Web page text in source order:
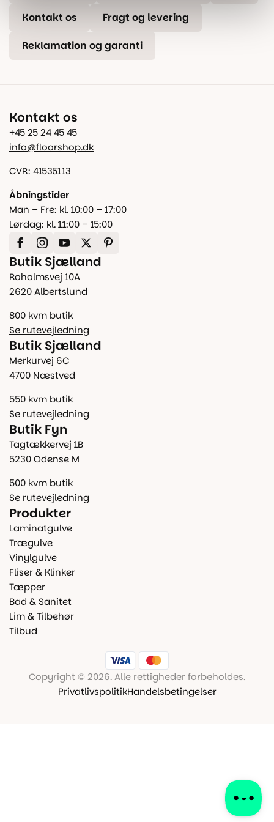
Kontakt os Fragt og levering
Reklamation og garanti
Kontakt os
+45 25 24 45 45
info@floorshop.dk
CVR: 41535113
Åbningstider
Man – Fre: kl. 10:00 – 17:00
Lørdag: kl. 11:00 – 15:00
Butik Sjælland
Roholmsvej 10A
2620 Albertslund
800 kvm butik
Se rutevejledning
Butik Sjælland
Merkurvej 6C
4700 Næstved
550 kvm butik
Se rutevejledning
Butik Fyn
Tagtækkervej 1B
5230 Odense M
500 kvm butik
Se rutevejledning
Produkter
Laminatgulve
Trægulve
Vinylgulve
Fliser & Klinker
Tæpper
Bad & Sanitet
Lim & Tilbehør
Tilbud
Copyright © 2026. Alle rettigheder forbeholdes.
PrivatlivspolitikHandelsbetingelser